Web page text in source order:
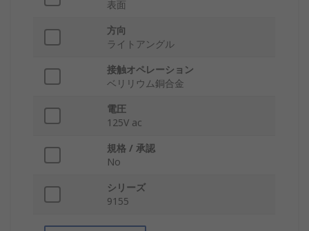
表面
方向
ライトアングル
接触オペレーション
ベリリウム銅合金
電圧
125V ac
規格 / 承認
No
シリーズ
9155